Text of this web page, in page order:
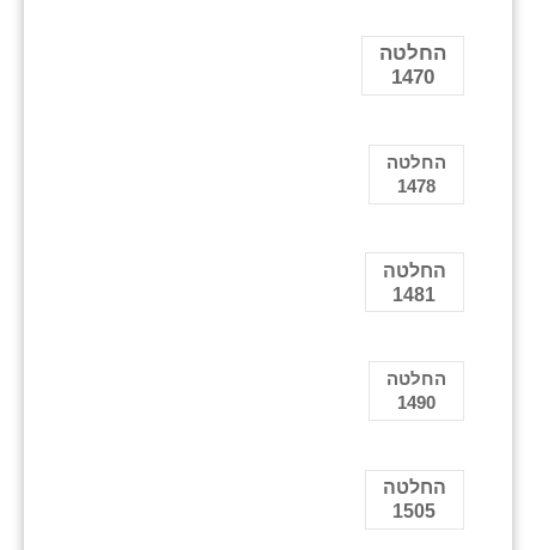
החלטה
1470
החלטה
1478
החלטה
1481
החלטה
1490
החלטה
1505